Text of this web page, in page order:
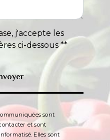
j'accepte les
ci-dessous **
sont
et sont
Elles sont